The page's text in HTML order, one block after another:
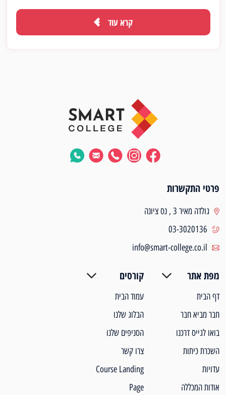
המעורפלות ביותר בלטינית - consectetur - מתוך פסקאות של Lorem
Ipsum ודרך ציטוטים של המילה מתוך הספרות הקלאסית, הוא גילה מקור
בלתי ניתן לערעור. Lorem Ipsum מגיע מתוך מקטע 1.10.32 ו-
קרא עוד
פרטי התקשרות
גולדה מאיר 3 , נס ציונה
03-3020136
info@smart-college.co.il
מפת אתר
דף הבית
חבר מביא חבר
בואו לגייס דרכנו
השכרת כיתות
עדויות
אודות המכללה
קורסים
עמוד הבית
הבלוג שלנו
הסניפים שלנו
צרו קשר
Course Landing
Page